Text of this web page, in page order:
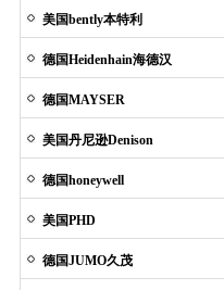
美国bently本特利
德国Heidenhain海德汉
德国MAYSER
美国丹尼逊Denison
德国honeywell
美国PHD
德国JUMO久茂